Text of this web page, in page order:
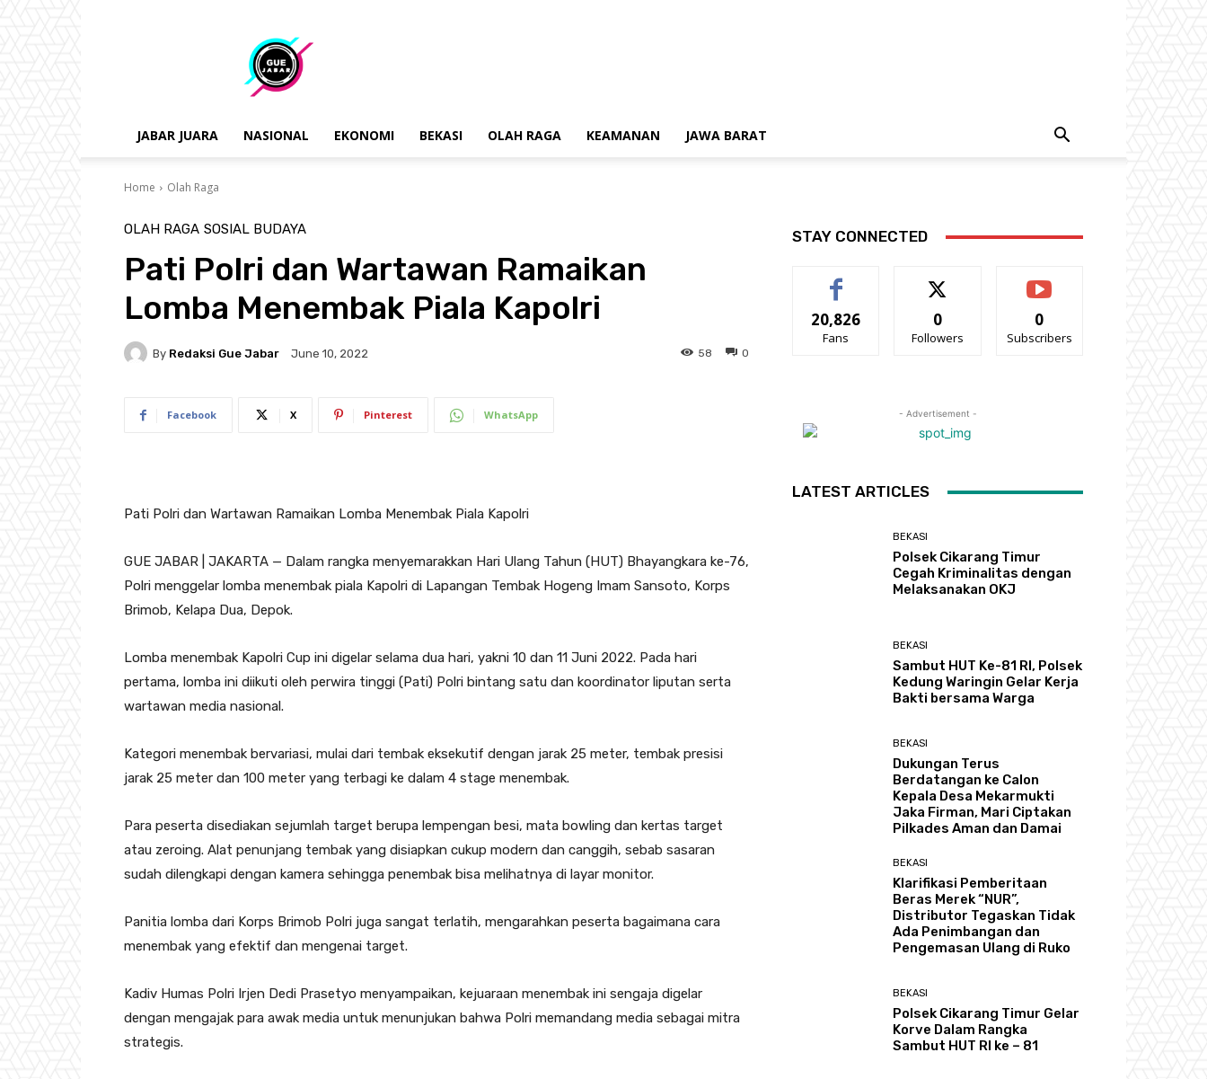
gue
jabar
JABAR JUARA NASIONAL EKONOMI BEKASI OLAH RAGA KEAMANAN JAWA BARAT
Home Olah Raga
OLAH RAGA SOSIAL BUDAYA
Pati Polri dan Wartawan Ramaikan
Lomba Menembak Piala Kapolri
By Redaksi Gue Jabar June 10, 2022 0
58
Facebook X Pinterest WhatsApp
Pati Polri dan Wartawan Ramaikan Lomba Menembak Piala Kapolri
GUE JABAR | JAKARTA — Dalam rangka menyemarakkan Hari Ulang Tahun (HUT) Bhayangkara ke-76,
Polri menggelar lomba menembak piala Kapolri di Lapangan Tembak Hogeng Imam Sansoto, Korps
Brimob, Kelapa Dua, Depok.
Lomba menembak Kapolri Cup ini digelar selama dua hari, yakni 10 dan 11 Juni 2022. Pada hari
pertama, lomba ini diikuti oleh perwira tinggi (Pati) Polri bintang satu dan koordinator liputan serta
wartawan media nasional.
Kategori menembak bervariasi, mulai dari tembak eksekutif dengan jarak 25 meter, tembak presisi
jarak 25 meter dan 100 meter yang terbagi ke dalam 4 stage menembak.
Para peserta disediakan sejumlah target berupa lempengan besi, mata bowling dan kertas target
atau zeroing. Alat penunjang tembak yang disiapkan cukup modern dan canggih, sebab sasaran
sudah dilengkapi dengan kamera sehingga penembak bisa melihatnya di layar monitor.
Panitia lomba dari Korps Brimob Polri juga sangat terlatih, mengarahkan peserta bagaimana cara
menembak yang efektif dan mengenai target.
Kadiv Humas Polri Irjen Dedi Prasetyo menyampaikan, kejuaraan menembak ini sengaja digelar
dengan mengajak para awak media untuk menunjukan bahwa Polri memandang media sebagai mitra
strategis.
STAY CONNECTED
20,826
Fans
0
Followers
0
Subscribers
- Advertisement -
LATEST ARTICLES
BEKASI
Polsek Cikarang Timur
Cegah Kriminalitas dengan
Melaksanakan OKJ
BEKASI
Sambut HUT Ke-81 RI, Polsek
Kedung Waringin Gelar Kerja
Bakti bersama Warga
BEKASI
Dukungan Terus
Berdatangan ke Calon
Kepala Desa Mekarmukti
Jaka Firman, Mari Ciptakan
Pilkades Aman dan Damai
BEKASI
Klarifikasi Pemberitaan
Beras Merek “NUR”,
Distributor Tegaskan Tidak
Ada Penimbangan dan
Pengemasan Ulang di Ruko
BEKASI
Polsek Cikarang Timur Gelar
Korve Dalam Rangka
Sambut HUT RI ke – 81